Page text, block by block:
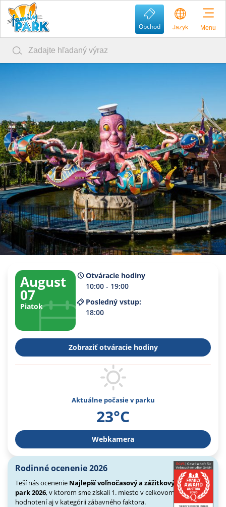
Obchod Jazyk Menu
August
07
Piatok
Otváracie hodiny
10:00 - 19:00
Posledný vstup:
18:00
Zobraziť otváracie hodiny
Aktuálne počasie v parku
23°C
Webkamera
Rodinné ocenenie 2026
Teší nás ocenenie Najlepší voľnočasový a zážitkový
park 2026, v ktorom sme získali 1. miesto v celkovom
hodnotení aj v kategórii zábavného faktora.